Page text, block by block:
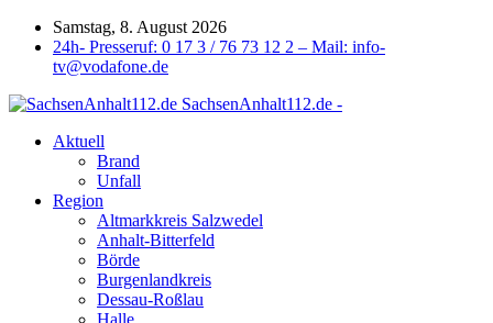
Samstag, 8. August 2026
24h- Presseruf: 0 17 3 / 76 73 12 2 – Mail: info-
tv@vodafone.de
SachsenAnhalt112.de -
Aktuell
Brand
Unfall
Region
Altmarkkreis Salzwedel
Anhalt-Bitterfeld
Börde
Burgenlandkreis
Dessau-Roßlau
Halle